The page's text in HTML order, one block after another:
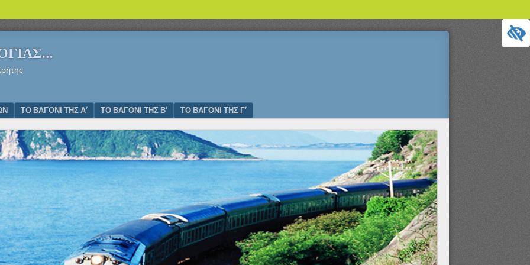
ΤΟ ΒΑΓΟΝΙ ΤΗΣ Α’ ΤΟ ΒΑΓΟΝΙ ΤΗΣ Β’ ΤΟ ΒΑΓΟΝΙ ΤΗΣ Γ’